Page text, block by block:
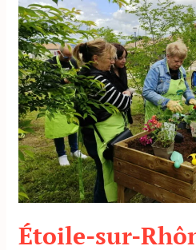
Étoile-sur-
Rhône
:
Cultivons
le
partage